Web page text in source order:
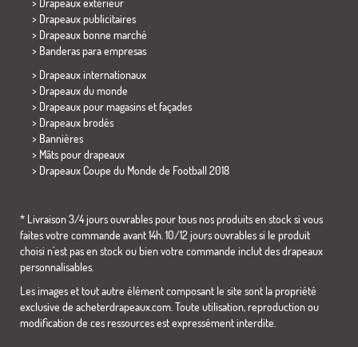
> Drapeaux publicitaires
> Drapeaux bonne marché
> Banderas para empresas
> Drapeaux internationaux
> Drapeaux du monde
> Drapeaux pour magasins et façades
> Drapeaux brodés
> Bannières
> Mâts pour drapeaux
> Drapeaux Coupe du Monde de Football 2018
* Livraison 3/4 jours ouvrables pour tous nos produits en stock si vous
faites votre commande avant 14h. 10/12 jours ouvrables si le produit
choisi n´est pas en stock ou bien votre commande inclut des drapeaux
personnalisables.
Les images et tout autre élément composant le site sont la propriété
exclusive de acheterdrapeaux.com. Toute utilisation, reproduction ou
modification de ces ressources est expressément interdite.